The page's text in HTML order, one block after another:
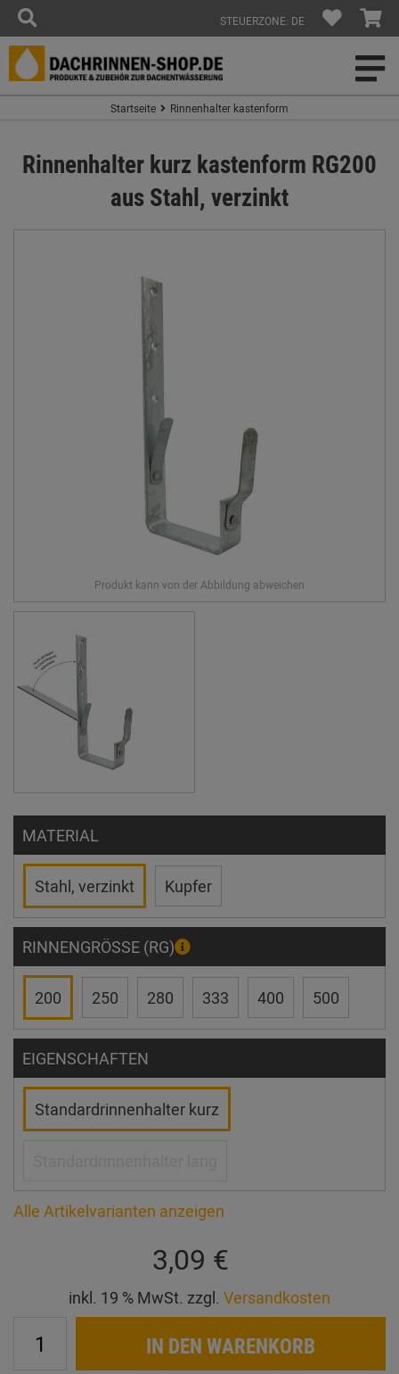
STEUERZONE: DE
Startseite Rinnenhalter kastenform
Rinnenhalter kurz kastenform RG200
aus Stahl, verzinkt
MATERIAL
Stahl, verzinkt Kupfer
RINNENGRÖSSE (RG)
200 250 280 333 400 500
EIGENSCHAFTEN
Standardrinnenhalter kurz
Alle Artikelvarianten anzeigen
3,09 €
inkl. 19 % MwSt. zzgl. Versandkosten
IN DEN WARENKORB